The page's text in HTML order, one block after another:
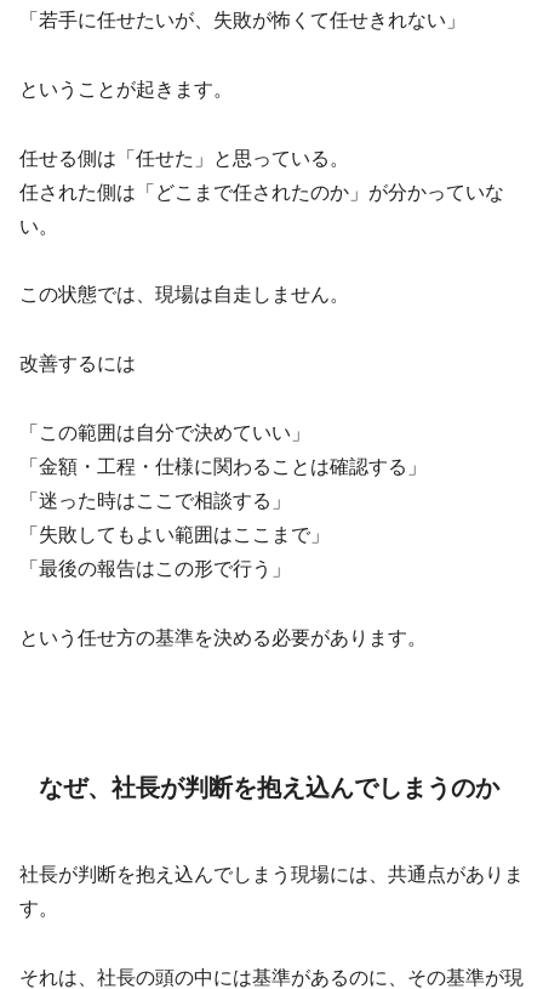
「若手に任せたいが、失敗が怖くて任せきれない」
ということが起きます。
任せる側は「任せた」と思っている。
任された側は「どこまで任されたのか」が分かっていな
い。
この状態では、現場は自走しません。
改善するには
「この範囲は自分で決めていい」
「金額・工程・仕様に関わることは確認する」
「迷った時はここで相談する」
「失敗してもよい範囲はここまで」
「最後の報告はこの形で行う」
という任せ方の基準を決める必要があります。
なぜ、社長が判断を抱え込んでしまうのか
社長が判断を抱え込んでしまう現場には、共通点がありま
す。
それは、社長の頭の中には基準があるのに、その基準が現